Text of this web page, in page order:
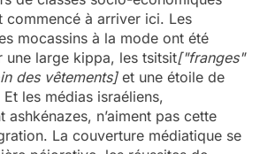
commencé à arriver ici. Les
mocassins à la mode ont été
une large kippa, les tsitsit["franges"
des vêtements]et une étoile de
les médias israéliens,
ashkénazes, n’aiment pas cette
La couverture médiatique se